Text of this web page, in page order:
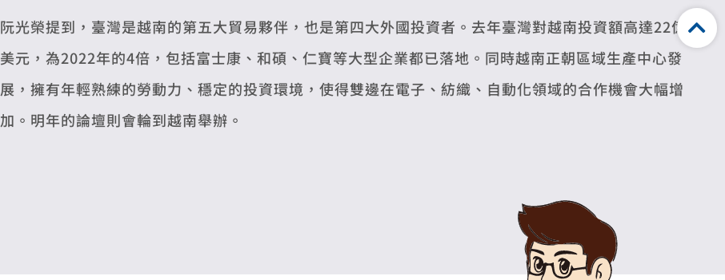
阮光榮提到，臺灣是越南的第五大貿易夥伴，也是第四大外國投資者。去年臺灣對越南投資額高達22億
美元，為2022年的4倍，包括富士康、和碩、仁寶等大型企業都已落地。同時越南正朝區域生產中心發
展，擁有年輕熟練的勞動力、穩定的投資環境，使得雙邊在電子、紡織、自動化領域的合作機會大幅增
加。明年的論壇則會輪到越南舉辦。